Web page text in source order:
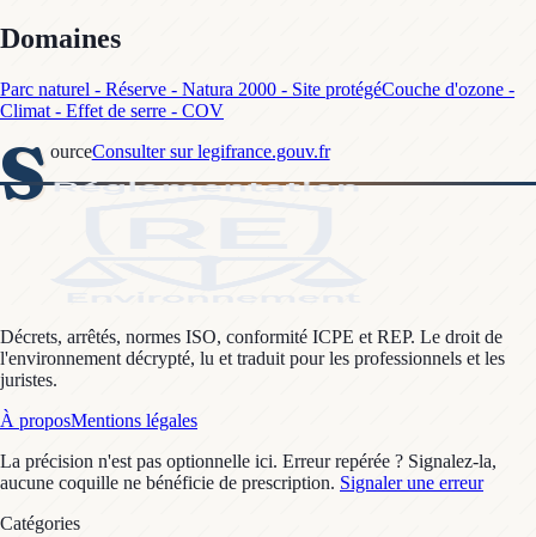
Domaines
Parc naturel - Réserve - Natura 2000 - Site protégéCouche d'ozone -
Climat - Effet de serre - COV
S ourceConsulter sur legifrance.gouv.fr
Décrets, arrêtés, normes ISO, conformité ICPE et REP. Le droit de
l'environnement décrypté, lu et traduit pour les professionnels et les
juristes.
À proposMentions légales
La précision n'est pas optionnelle ici. Erreur repérée ? Signalez-la,
aucune coquille ne bénéficie de prescription. Signaler une erreur
Catégories